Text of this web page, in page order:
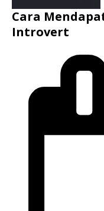
Cara
Introvert